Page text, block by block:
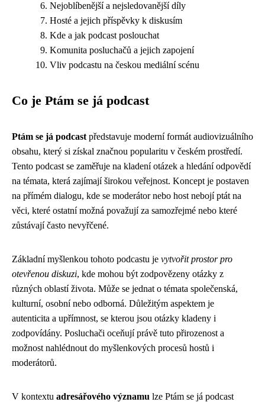
Nejoblíbenější a nejsledovanější díly
Hosté a jejich příspěvky k diskusím
Kde a jak podcast poslouchat
Komunita posluchačů a jejich zapojení
Vliv podcastu na českou mediální scénu
Co je Ptám se já podcast
Ptám se já podcast představuje moderní formát audiovizuálního
obsahu, který si získal značnou popularitu v českém prostředí.
Tento podcast se zaměřuje na kladení otázek a hledání odpovědí
na témata, která zajímají širokou veřejnost. Koncept je postaven
na přímém dialogu, kde se moderátor nebo host nebojí ptát na
věci, které ostatní možná považují za samozřejmé nebo které
zůstávají často nevyřčené.
Základní myšlenkou tohoto podcastu je vytvořit prostor pro
otevřenou diskuzi, kde mohou být zodpovězeny otázky z
různých oblastí života. Může se jednat o témata společenská,
kulturní, osobní nebo odborná. Důležitým aspektem je
autenticita a upřímnost, se kterou jsou otázky kladeny i
zodpovídány. Posluchači oceňují právě tuto přirozenost a
možnost nahlédnout do myšlenkových procesů hostů i
moderátorů.
V kontextu adresářového významu lze Ptám se já podcast